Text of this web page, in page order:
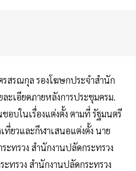
รสรณกุล รองโฆษกประจำสำนัก
ะเอียดภายหลังการประชุมครม.
อบในเรื่องแต่งตั้ง ตามที่ รัฐมนตรี
เที่ยวและกีฬาเสนอแต่งตั้ง นาย
ทรวง สำนักงานปลัดกระทรวง
ทรวง สำนักงานปลัดกระทรวง